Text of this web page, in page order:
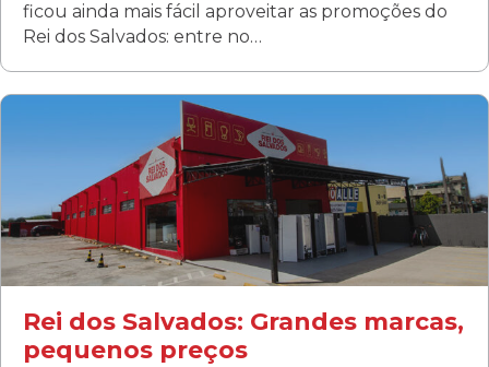
Fanny
Rua Albino Beatriz, 100 - Fanny, Curitiba –PR
Segunda a sábado: 09h00 às 19h00
Domingo: FECHADA
ÚLTIMOS DIAS DE LIQUIDAÇÃO!
(41) 3411-1754
(41) 99249-4620
ficou ainda mais fácil aproveitar as promoções do
Rei dos Salvados: entre no…
Rei dos Salvados: Grandes marcas,
pequenos preços